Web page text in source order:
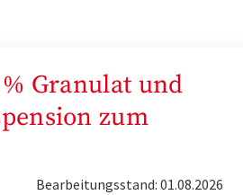
Granulat und
zum
Bearbeitungsstand: 01.08.2026